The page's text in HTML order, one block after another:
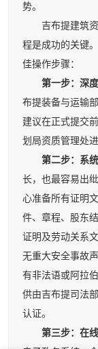
势。
吉布提建筑资
程是成功的关键
佳操作步骤：
第一步：深
布提装备与运输
建议在正式提交
划局资质管理处
第二步：系
长，也最容易出
心准备所有证明
件、章程、股东
证明及劳动关系
无重大安全事故
有非法语或阿拉
供由吉布提司法
认证。
第三步：在